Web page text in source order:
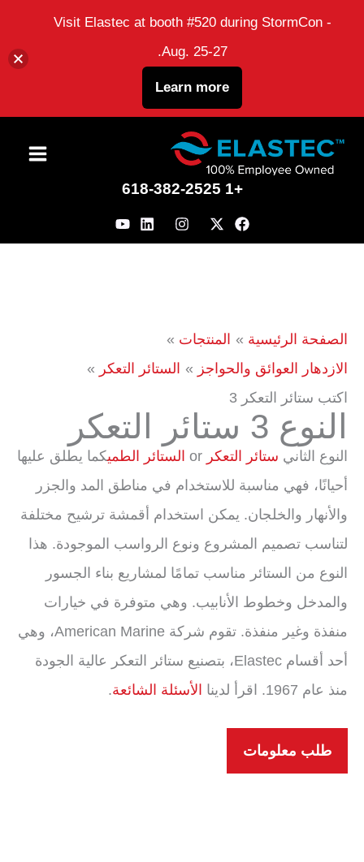
+1 618-382-2525
الصفحة الرئيسية
المنتجات
الازدهار العوائق والحواجز
الستائر التعكر
اكتب ستائر التعكر 3
النوع 3 ستائر التعكر
النوع الثاني ستائر التعكر الستائر الطميكما يطلق عليها
أحيانًا، فهي مناسبة للاستخدام في مناطق المد والجزر
والأنهار والخلجان. يمكن استخدام أقمشة ترشيح مختلفة
لتناسب تصميم المشروع ونوع الرواسب الموجودة. هذا
النوع من الستائر مناسب تمامًا لمشاريع بناء الجسور
والمدخل وخطوط الأنابيب. وهي متوفرة في خيارات
منفذة وغير منفذة. تقوم شركة American Marine، وهي
أحد أقسام Elastec، بتصنيع ستائر التعكر عالية الجودة
منذ عام 1967. اقرأ لدينا
الأسئلة الشائعة.
طلب معلومات
Visit Elastec at booth #520 during StormCon -
Aug. 25-27.
Learn more